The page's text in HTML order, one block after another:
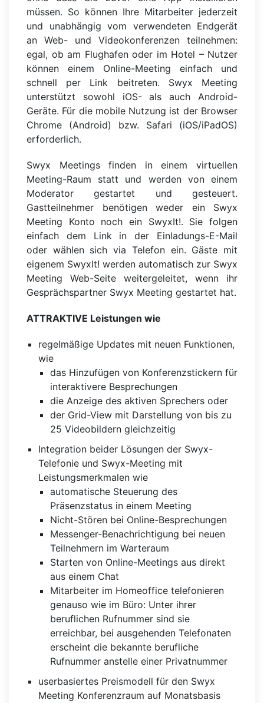
müssen. So können Ihre Mitarbeiter jederzeit
und unabhängig vom verwendeten Endgerät
an Web- und Videokonferenzen teilnehmen:
egal, ob am Flughafen oder im Hotel – Nutzer
können einem Online-Meeting einfach und
schnell per Link beitreten. Swyx Meeting
unterstützt sowohl iOS- als auch Android-
Geräte. Für die mobile Nutzung ist der Browser
Chrome (Android) bzw. Safari (iOS/iPadOS)
erforderlich.
Swyx Meetings finden in einem virtuellen
Meeting-Raum statt und werden von einem
Moderator gestartet und gesteuert.
Gastteilnehmer benötigen weder ein Swyx
Meeting Konto noch ein SwyxIt!. Sie folgen
einfach dem Link in der Einladungs-E-Mail
oder wählen sich via Telefon ein. Gäste mit
eigenem SwyxIt! werden automatisch zur Swyx
Meeting Web-Seite weitergeleitet, wenn ihr
Gesprächspartner Swyx Meeting gestartet hat.
ATTRAKTIVE Leistungen wie
regelmäßige Updates mit neuen Funktionen,
wie
das Hinzufügen von Konferenzstickern für
interaktivere Besprechungen
die Anzeige des aktiven Sprechers oder
der Grid-View mit Darstellung von bis zu
25 Videobildern gleichzeitig
Integration beider Lösungen der Swyx-
Telefonie und Swyx-Meeting mit
Leistungsmerkmalen wie
automatische Steuerung des
Präsenzstatus in einem Meeting
Nicht-Stören bei Online-Besprechungen
Messenger-Benachrichtigung bei neuen
Teilnehmern im Warteraum
Starten von Online-Meetings aus direkt
aus einem Chat
Mitarbeiter im Homeoffice telefonieren
genauso wie im Büro: Unter ihrer
beruflichen Rufnummer sind sie
erreichbar, bei ausgehenden Telefonaten
erscheint die bekannte berufliche
Rufnummer anstelle einer Privatnummer
userbasiertes Preismodell für den Swyx
Meeting Konferenzraum auf Monatsbasis